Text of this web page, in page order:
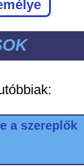
a szereplők